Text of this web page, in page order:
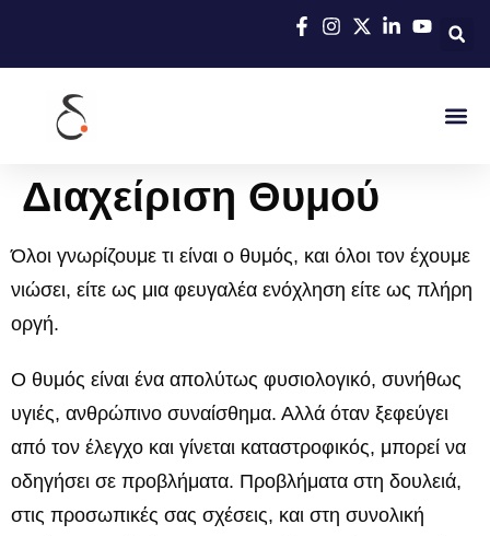
Διαχείριση Θυμού
Όλοι γνωρίζουμε τι είναι ο θυμός, και όλοι τον έχουμε
νιώσει, είτε ως μια φευγαλέα ενόχληση είτε ως πλήρη
οργή.
Ο θυμός είναι ένα απολύτως φυσιολογικό, συνήθως
υγιές, ανθρώπινο συναίσθημα. Αλλά όταν ξεφεύγει
από τον έλεγχο και γίνεται καταστροφικός, μπορεί να
οδηγήσει σε προβλήματα. Προβλήματα στη δουλειά,
στις προσωπικές σας σχέσεις, και στη συνολική